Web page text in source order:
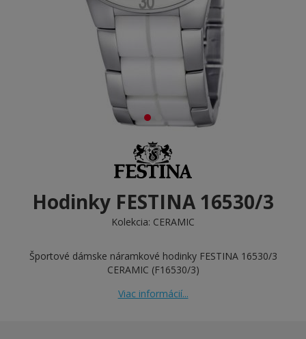
Hodinky FESTINA 16530/3
Kolekcia: CERAMIC
Športové dámske náramkové hodinky FESTINA 16530/3
CERAMIC (F16530/3)
Viac informácií...